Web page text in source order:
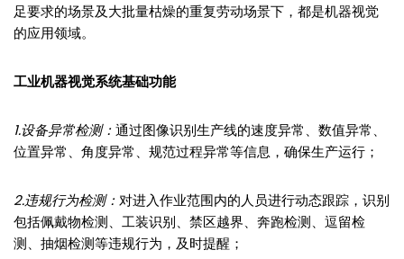
足要求的场景及大批量枯燥的重复劳动场景下，都是机器视觉
的应用领域。
工业机器视觉系统基础功能
1.设备异常检测：通过图像识别生产线的速度异常、数值异常、
位置异常、角度异常、规范过程异常等信息，确保生产运行；
2.违规行为检测：对进入作业范围内的人员进行动态跟踪，识别
包括佩戴物检测、工装识别、禁区越界、奔跑检测、逗留检
测、抽烟检测等违规行为，及时提醒；